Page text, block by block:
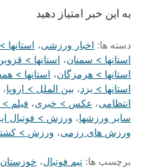
به این خبر امتیاز دهید
دسته ها: اخبار ورزشی،
استانها > سمنان، استانها >
استانها > هرمزگان، استانها >
استانها > یزد، بین الملل > اروپا،
انتظامی، عکس > خبری، فیلم
سایر ورزشها، ورزش > فوتبال
ورزش های رزمی، ورزش >
برچسب ها: تیم فوتبال، خوزستان